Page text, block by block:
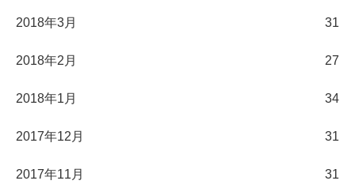
2018年3月 31
2018年2月 27
2018年1月 34
2017年12月 31
2017年11月 31